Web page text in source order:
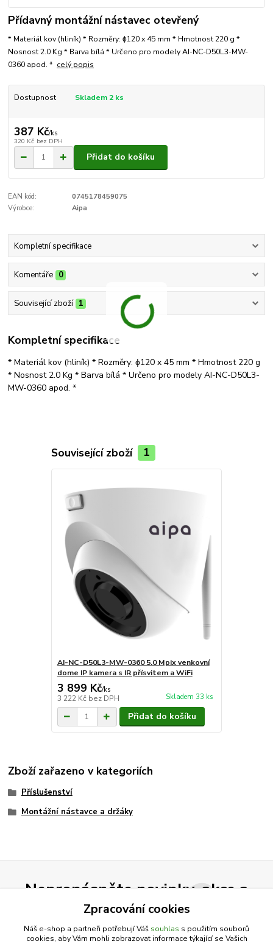
Přídavný montážní nástavec otevřený
* Materiál kov (hliník) * Rozměry: ɸ120 x 45 mm * Hmotnost 220 g *
Nosnost 2.0 Kg * Barva bílá * Určeno pro modely AI-NC-D50L3-MW-
0360 apod. * celý popis
Dostupnost Skladem 2 ks
387 Kč/ks
320 Kč bez DPH
Přidat do košíku
EAN kód:
0745178459075
Výrobce:
Aipa
Kompletní specifikace
Komentáře 0
Související zboží 1
Kompletní specifikace
* Materiál kov (hliník) * Rozměry: ɸ120 x 45 mm * Hmotnost 220 g
* Nosnost 2.0 Kg * Barva bílá * Určeno pro modely AI-NC-D50L3-
MW-0360 apod. *
Související zboží 1
AI-NC-D50L3-MW-0360 5.0 Mpix venkovní
dome IP kamera s IR přísvitem a WiFi
3 899 Kč/ks
3 222 Kč bez DPH Skladem 33 ks
Přidat do košíku
Zboží zařazeno v kategoriích
Příslušenství
Montážní nástavce a držáky
Nepropásněte novinky, akce a
slevy!
Zpracování cookies
Náš e-shop a partneři potřebují Váš souhlas s použitím souborů
cookies, aby Vám mohli zobrazovat informace týkající se Vašich